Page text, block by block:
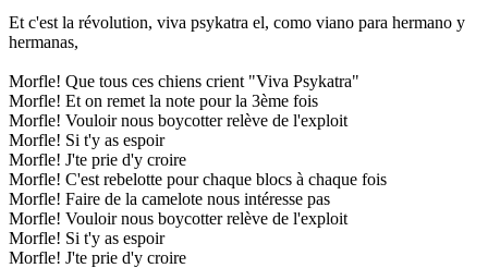
Et c'est la révolution, viva psykatra el, como viano para hermano y
hermanas,
Morfle! Que tous ces chiens crient "Viva Psykatra"
Morfle! Et on remet la note pour la 3ème fois
Morfle! Vouloir nous boycotter relève de l'exploit
Morfle! Si t'y as espoir
Morfle! J'te prie d'y croire
Morfle! C'est rebelotte pour chaque blocs à chaque fois
Morfle! Faire de la camelote nous intéresse pas
Morfle! Vouloir nous boycotter relève de l'exploit
Morfle! Si t'y as espoir
Morfle! J'te prie d'y croire